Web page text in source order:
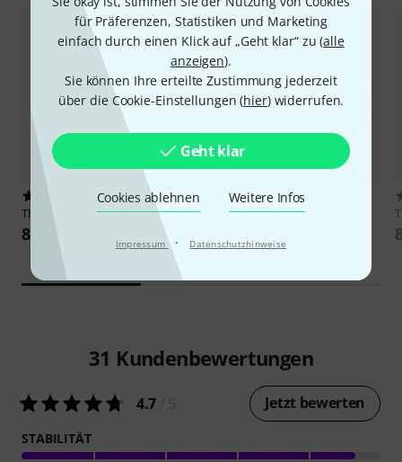
für Präferenzen, Statistiken und Marketing
einfach durch einen Klick auf „Geht klar“ zu (alle
anzeigen).
Sie können Ihre erteilte Zustimmung jederzeit
über die Cookie-Einstellungen (hier) widerrufen.
Geht klar
Cookies ablehnen Weitere Infos
Impressum · Datenschutzhinweise
498
Thomann Rack Case 3U
89 €
2583
ThonRack Adapter 1U 25
31 Kundenbewertungen
4.7 Jetzt bewerten
STABILITÄT